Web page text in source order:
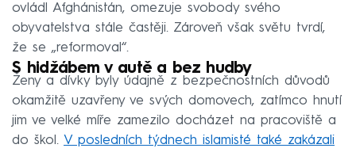
ovládl Afghánistán, omezuje svobody svého
obyvatelstva stále častěji. Zároveň však světu tvrdí,
že se „reformoval“.
S hidžábem v autě a bez hudby
Ženy a dívky byly údajně z bezpečnostních důvodů
okamžitě uzavřeny ve svých domovech, zatímco hnutí
jim ve velké míře zamezilo docházet na pracoviště a
do škol. V posledních týdnech islamisté také zakázali